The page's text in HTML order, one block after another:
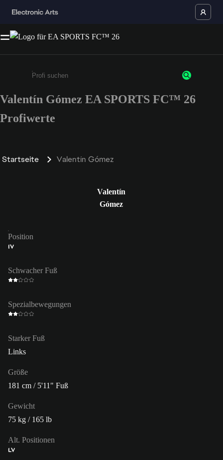
Gib mindestens 3 Zeichen oder Ziffern ein
Valentín Gómez EA SPORTS FC™ 26
Profiwerte
Startseite Valentín Gómez
Valentín
Gómez
Position
IV
Schwacher Fuß
Spezialbewegungen
Starker Fuß
Links
Größe
181 cm / 5'11" Fuß
Gewicht
75 kg / 165 lb
Alt. Positionen
LV